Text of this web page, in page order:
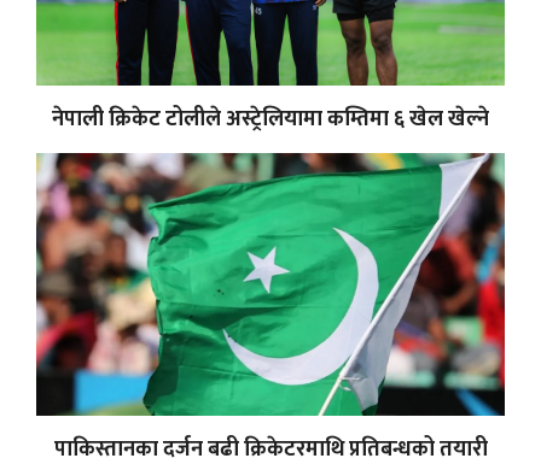
नेपाली क्रिकेट टोलीले अस्ट्रेलियामा कम्तिमा ६ खेल खेल्ने
पाकिस्तानका दर्जन बढी क्रिकेटरमाथि प्रतिबन्धको तयारी